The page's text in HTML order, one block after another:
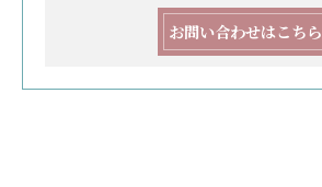
お問い合わせはこちら